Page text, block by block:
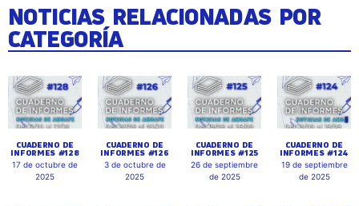
NOTICIAS RELACIONADAS POR
CATEGORÍA
CUADERNO DE
INFORMES #128
17 de octubre de
2025
CUADERNO DE
INFORMES #126
3 de octubre de
2025
CUADERNO DE
INFORMES #125
26 de septiembre
de 2025
CUADERNO DE
INFORMES #124
19 de septiembre
de 2025